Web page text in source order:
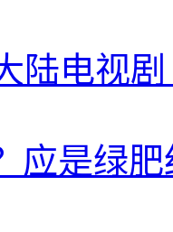
陆电视
应是绿肥